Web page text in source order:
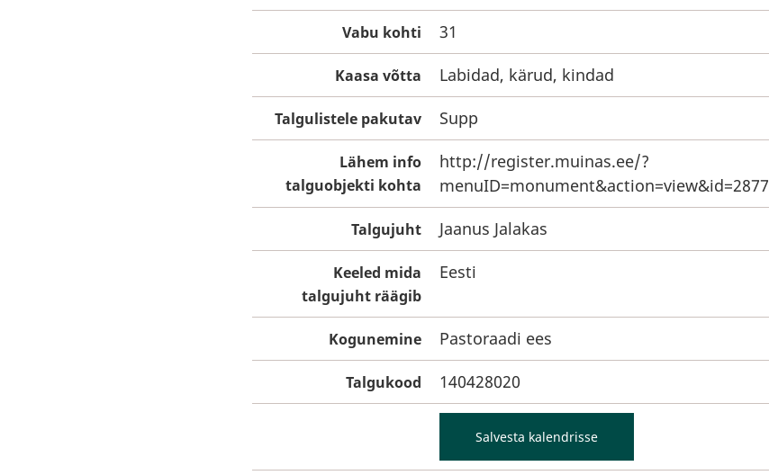
Vabu kohti 31
Kaasa võtta Labidad, kärud, kindad
Talgulistele pakutav Supp
Lähem info
talguobjekti kohta
http://register.muinas.ee/?
menuID=monument&action=view&id=2877
Talgujuht Jaanus Jalakas
Keeled mida
talgujuht räägib
Eesti
Kogunemine Pastoraadi ees
Talgukood 140428020
Salvesta kalendrisse